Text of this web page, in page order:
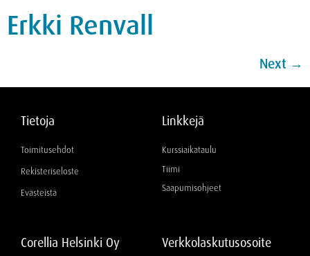
Erkki Renvall
Next →
Tietoja
Toimitusehdot
Rekisteriseloste
Evästeistä
Linkkejä
Kurssiaikataulu
Tiimi
Saapumisohjeet
Corellia Helsinki Oy Verkkolaskutusosoite